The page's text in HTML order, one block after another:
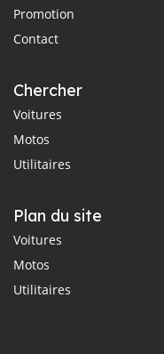
Promotion
Contact
Chercher
Voitures
Motos
Utilitaires
Plan du site
Voitures
Motos
Utilitaires